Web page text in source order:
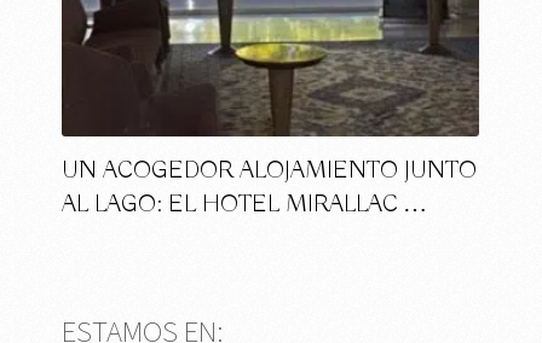
UN ACOGEDOR ALOJAMIENTO JUNTO
AL LAGO: EL HOTEL MIRALLAC …
ESTAMOS EN: